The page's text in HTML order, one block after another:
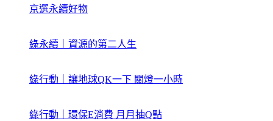
京選永續好物
綠永續｜資源的第二人生
綠行動｜讓地球QK一下 關燈一小時
綠行動｜環保E消費 月月抽Q點